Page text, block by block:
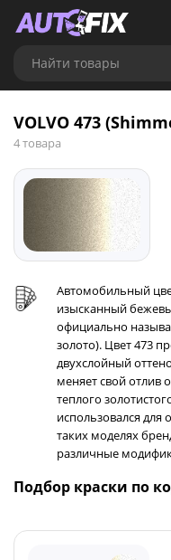
Найти товары
VOLVO 473
4 товара
Автомобильный
изысканный
официально
золото). Цвет 473
двухслойный
меняет свой отлив
теплого
использовался для
таких моделях
различные
Подбор краски по